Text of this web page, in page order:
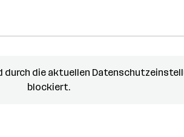
durch die aktuellen
blockiert.